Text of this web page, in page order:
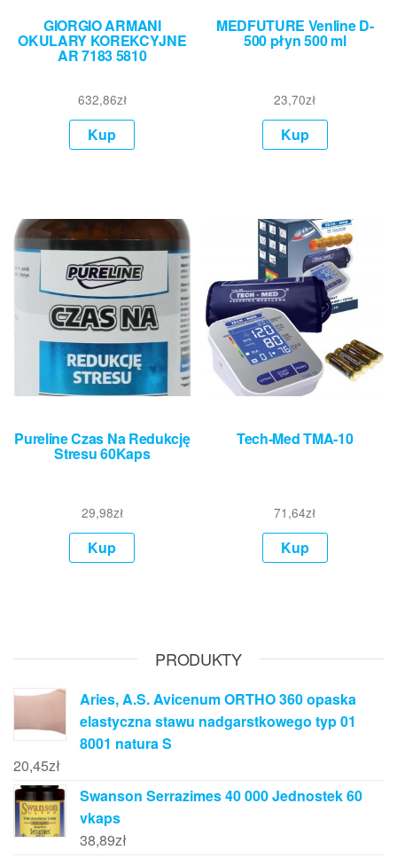
GIORGIO ARMANI
OKULARY KOREKCYJNE
AR 7183 5810
632,86zł
Kup
MEDFUTURE Venline D-
500 płyn 500 ml
23,70zł
Kup
Pureline Czas Na Redukcję
Stresu 60Kaps
29,98zł
Kup
Tech-Med TMA-10
71,64zł
Kup
PRODUKTY
Aries, A.S. Avicenum ORTHO 360 opaska
elastyczna stawu nadgarstkowego typ 01
8001 natura S
20,45zł
Swanson Serrazimes 40 000 Jednostek 60
vkaps
38,89zł